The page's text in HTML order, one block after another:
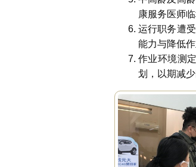
康服务医师
运行职务遭
能力与降低
作业环境测
划，以期减